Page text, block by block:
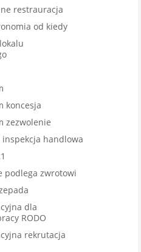
restrauracja
od kiedy
koncesja
zezwolenie
handlowa
podlega zwrotowi
dla
RODO
rekrutacja